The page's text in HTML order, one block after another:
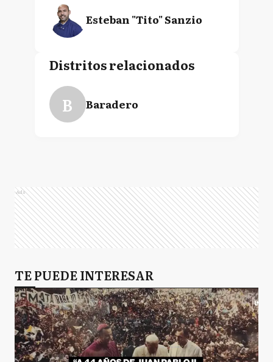
Esteban "Tito" Sanzio
Distritos relacionados
B Baradero
Ads
TE PUEDE INTERESAR